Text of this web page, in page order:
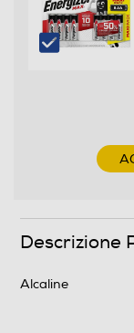
Descrizione
Alcaline